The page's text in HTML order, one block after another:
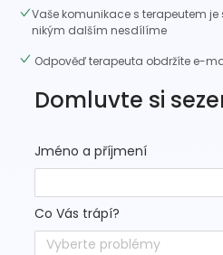
Vaše komunikace s terapeutem
nikým dalším nesdílíme
Odpověď terapeuta obdržíte e-
Domluvte si
Jméno a příjmení
Co Vás trápí?
Vyberte problémy